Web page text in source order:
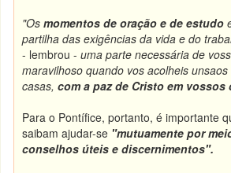
"Os momentos de oração e de estudo
partilha das exigências da vida e do
- lembrou - uma parte necessária de
maravilhoso quando vos acolheis
casas, com a paz de Cristo em vossos
Para o Pontífice, portanto, é importante
saibam ajudar-se "mutuamente por
conselhos úteis e discernimentos".